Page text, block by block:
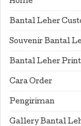
Home
Bantal Leher
Souvenir Bantal
Bantal Leher
Cara Order
Pengiriman
Gallery Bantal